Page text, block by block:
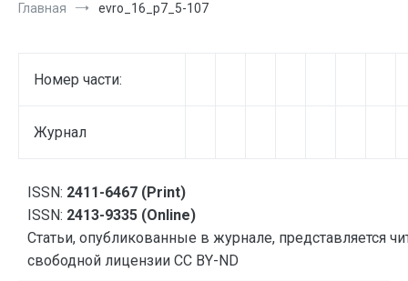
Главная evro_16_p7_5-107
Номер части:
Журнал
ISSN: 2411-6467 (Print)
ISSN: 2413-9335 (Online)
Статьи, опубликованные в журнале, представляется
свободной лицензии CC BY-ND